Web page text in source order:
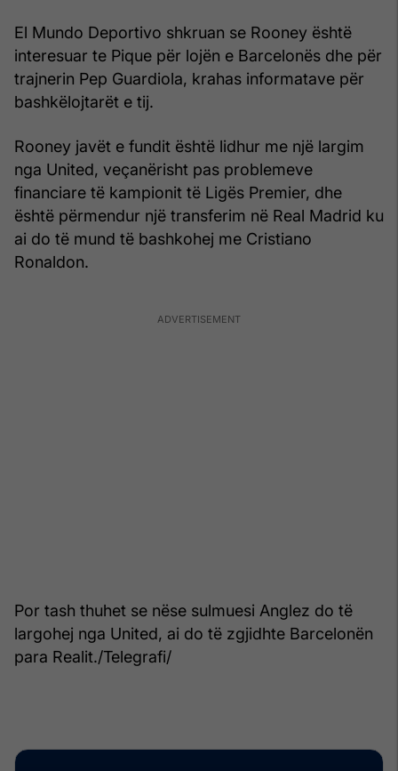
El Mundo Deportivo shkruan se Rooney është
interesuar te Pique për lojën e Barcelonës dhe për
trajnerin Pep Guardiola, krahas informatave për
bashkëlojtarët e tij.
Rooney javët e fundit është lidhur me një largim
nga United, veçanërisht pas problemeve
financiare të kampionit të Ligës Premier, dhe
është përmendur një transferim në Real Madrid ku
ai do të mund të bashkohej me Cristiano
Ronaldon.
Por tash thuhet se nëse sulmuesi Anglez do të
largohej nga United, ai do të zgjidhte Barcelonën
para Realit./Telegrafi/